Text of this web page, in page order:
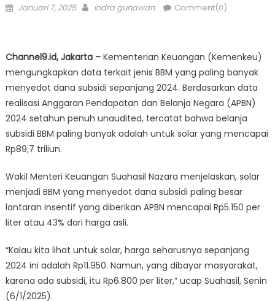
Posted
Januari 7, 2025 Author
indra gunawan Comment(0)
Channel9.id, Jakarta – Kementerian Keuangan (Kemenkeu)
mengungkapkan data terkait jenis BBM yang paling banyak
menyedot dana subsidi sepanjang 2024. Berdasarkan data
realisasi Anggaran Pendapatan dan Belanja Negara (APBN)
2024 setahun penuh unaudited, tercatat bahwa belanja
subsidi BBM paling banyak adalah untuk solar yang mencapai
Rp89,7 triliun.
Wakil Menteri Keuangan Suahasil Nazara menjelaskan, solar
menjadi BBM yang menyedot dana subsidi paling besar
lantaran insentif yang diberikan APBN mencapai Rp5.150 per
liter atau 43% dari harga asli.
“Kalau kita lihat untuk solar, harga seharusnya sepanjang
2024 ini adalah Rp11.950. Namun, yang dibayar masyarakat,
karena ada subsidi, itu Rp6.800 per liter,” ucap Suahasil, Senin
(6/1/2025).